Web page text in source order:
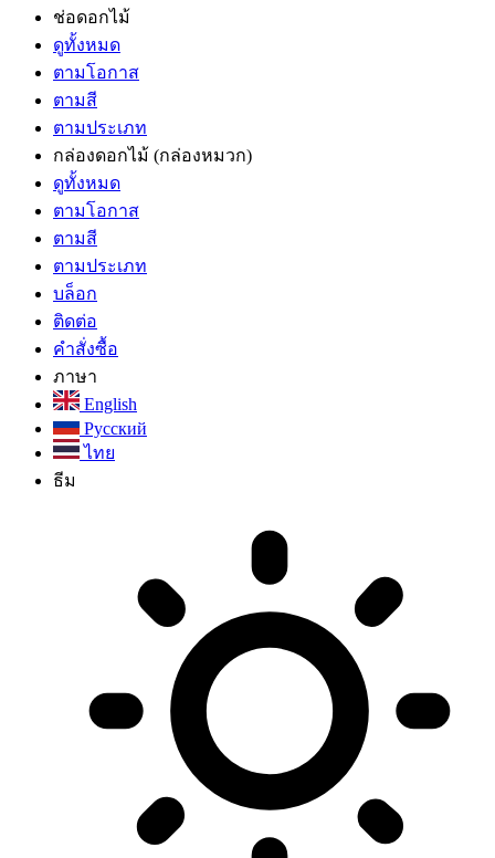
ช่อดอกไม้
ดูทั้งหมด
ตามโอกาส
ตามสี
ตามประเภท
กล่องดอกไม้ (กล่องหมวก)
ดูทั้งหมด
ตามโอกาส
ตามสี
ตามประเภท
บล็อก
ติดต่อ
คำสั่งซื้อ
ภาษา
English
Русский
ไทย
ธีม